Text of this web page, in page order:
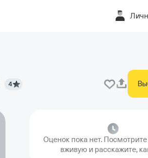
4
Оценок пока нет. Посмотрите
вживую и расскажите,